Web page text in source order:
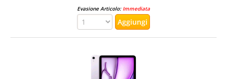
Evasione Articolo:Immediata